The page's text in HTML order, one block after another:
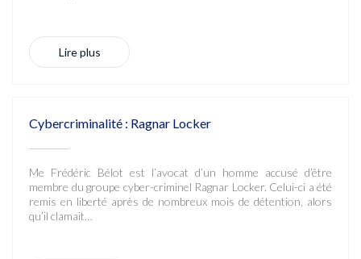
Lire plus
Cybercriminalité : Ragnar Locker
Me Frédéric Bélot est l’avocat d’un homme accusé d’être
membre du groupe cyber-criminel Ragnar Locker. Celui-ci a été
remis en liberté après de nombreux mois de détention, alors
qu’il clamait…